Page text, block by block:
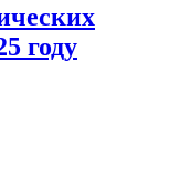
году